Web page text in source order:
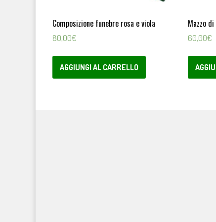
Composizione funebre rosa e viola
80,00€
AGGIUNGI AL CARRELLO
Mazzo
60,00€